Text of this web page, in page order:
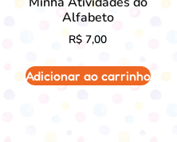
Alfabeto
R$ 7,00
Adicionar ao carrinho